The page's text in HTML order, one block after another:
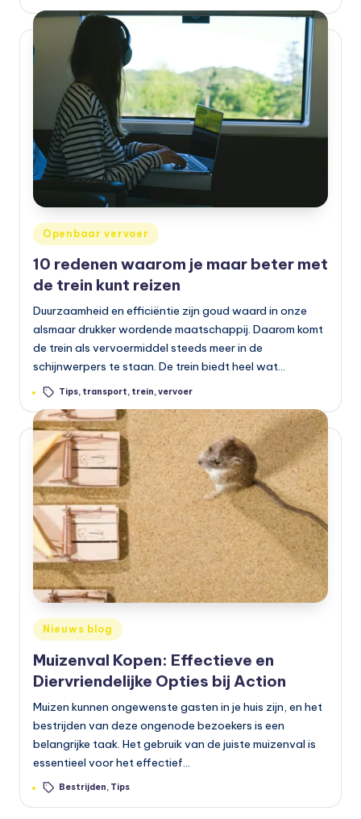
Geplaatst
in
Openbaar vervoer
10 redenen waarom je maar beter met
de trein kunt reizen
Duurzaamheid en efficiëntie zijn goud waard in onze
alsmaar drukker wordende maatschappij. Daarom komt
de trein als vervoermiddel steeds meer in de
schijnwerpers te staan. De trein biedt heel wat…
Tags: Tips, transport, trein,vervoer
Geplaatst
in
Nieuws blog
Muizenval Kopen: Effectieve en
Diervriendelijke Opties bij Action
Muizen kunnen ongewenste gasten in je huis zijn, en het
bestrijden van deze ongenode bezoekers is een
belangrijke taak. Het gebruik van de juiste muizenval is
essentieel voor het effectief…
Tags: Bestrijden, Tips